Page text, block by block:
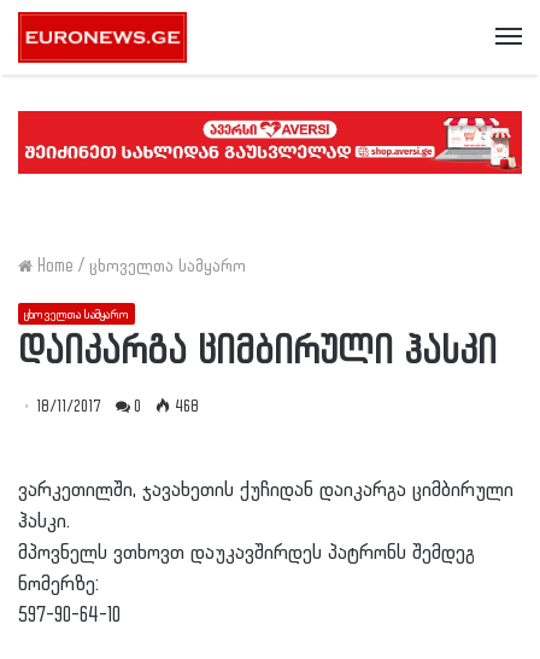
Home / ცხოველთა სამყარო
ცხოველთა სამყარო
დაიკარგა ციმბირული ჰასკი
18/11/2017 0 468
ვარკეთილში, ჯავახეთის ქუჩიდან დაიკარგა ციმბირული
ჰასკი.
მპოვნელს ვთხოვთ დაუკავშირდეს პატრონს შემდეგ
ნომერზე:
597-90-64-10